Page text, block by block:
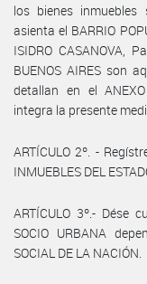
los bienes
asienta el BARRIO
ISIDRO CASANOVA,
BUENOS AIRES son
detallan en el ANEXO
integra la presente
ARTÍCULO 2º. -
INMUEBLES DEL
ARTÍCULO 3º.- Dése
SOCIO URBANA
SOCIAL DE LA NACIÓN.